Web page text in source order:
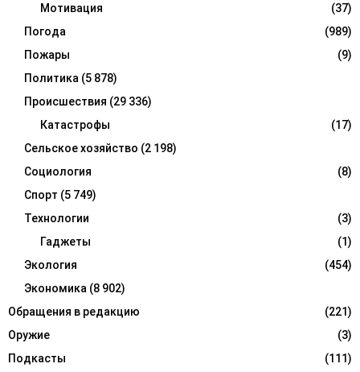
Мотивация
(37)
Погода
(989)
Пожары
(9)
Политика (5 878)
Происшествия (29 336)
Катастрофы
(17)
Сельское хозяйство (2 198)
Социология
(8)
Спорт (5 749)
Технологии
(3)
Гаджеты
(1)
Экология
(454)
Экономика (8 902)
Обращения в редакцию
(221)
Оружие
(3)
Подкасты
(111)